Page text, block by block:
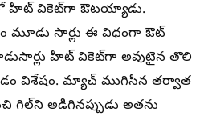
హిట్ వికెట్‌గా ఔటయ్యాడు.
మూడు సార్లు ఈ విధంగా ఔట్
హిట్‌ వికెట్‌గా అవుటైన తొలి
విశేషం. మ్యాచ్ ముగిసిన తర్వాత
గిల్‌ని అడిగినప్పుడు అతను